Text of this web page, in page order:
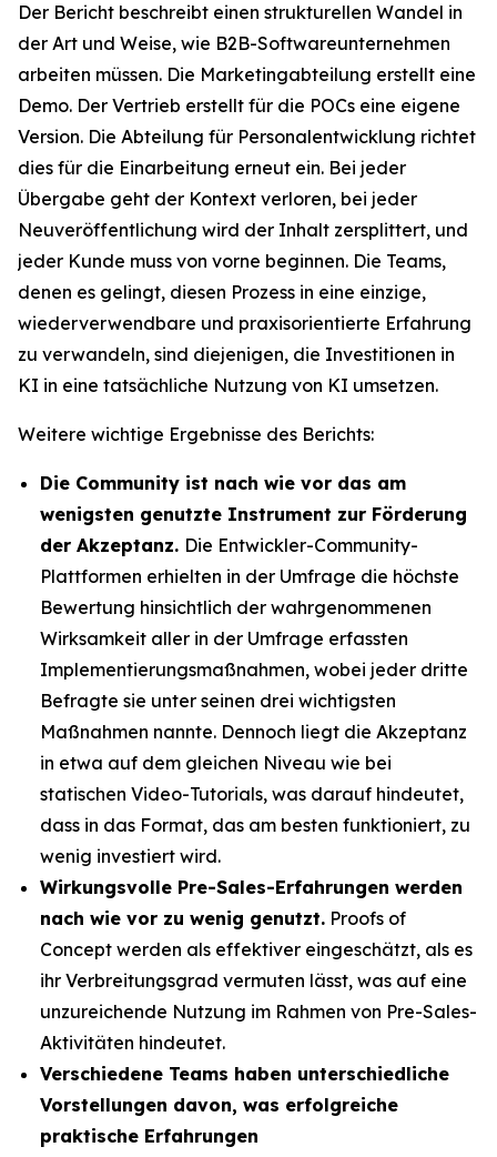
Der Bericht beschreibt einen strukturellen Wandel in
der Art und Weise, wie B2B-Softwareunternehmen
arbeiten müssen. Die Marketingabteilung erstellt eine
Demo. Der Vertrieb erstellt für die POCs eine eigene
Version. Die Abteilung für Personalentwicklung richtet
dies für die Einarbeitung erneut ein. Bei jeder
Übergabe geht der Kontext verloren, bei jeder
Neuveröffentlichung wird der Inhalt zersplittert, und
jeder Kunde muss von vorne beginnen. Die Teams,
denen es gelingt, diesen Prozess in eine einzige,
wiederverwendbare und praxisorientierte Erfahrung
zu verwandeln, sind diejenigen, die Investitionen in
KI in eine tatsächliche Nutzung von KI umsetzen.
Weitere wichtige Ergebnisse des Berichts:
Die Community ist nach wie vor das am
wenigsten genutzte Instrument zur Förderung
der Akzeptanz. Die Entwickler-Community-
Plattformen erhielten in der Umfrage die höchste
Bewertung hinsichtlich der wahrgenommenen
Wirksamkeit aller in der Umfrage erfassten
Implementierungsmaßnahmen, wobei jeder dritte
Befragte sie unter seinen drei wichtigsten
Maßnahmen nannte. Dennoch liegt die Akzeptanz
in etwa auf dem gleichen Niveau wie bei
statischen Video-Tutorials, was darauf hindeutet,
dass in das Format, das am besten funktioniert, zu
wenig investiert wird.
Wirkungsvolle Pre-Sales-Erfahrungen werden
nach wie vor zu wenig genutzt. Proofs of
Concept werden als effektiver eingeschätzt, als es
ihr Verbreitungsgrad vermuten lässt, was auf eine
unzureichende Nutzung im Rahmen von Pre-Sales-
Aktivitäten hindeutet.
Verschiedene Teams haben unterschiedliche
Vorstellungen davon, was erfolgreiche
praktische Erfahrungen